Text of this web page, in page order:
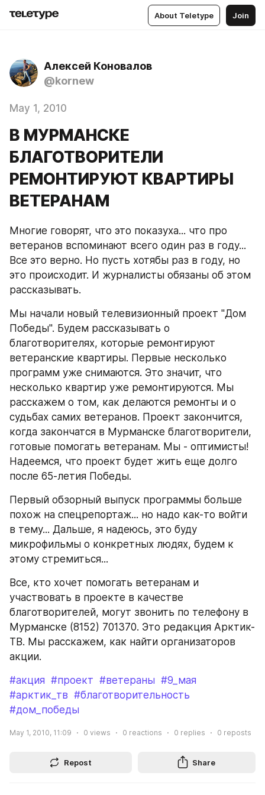
About Teletype Join
Алексей Коновалов
@kornew
May 1, 2010
В МУРМАНСКЕ
БЛАГОТВОРИТЕЛИ
РЕМОНТИРУЮТ КВАРТИРЫ
ВЕТЕРАНАМ
Многие говорят, что это показуха... что про
ветеранов вспоминают всего один раз в году...
Все это верно. Но пусть хотябы раз в году, но
это происходит. И журналисты обязаны об этом
рассказывать.
Мы начали новый телевизионный проект "Дом
Победы". Будем рассказывать о
благотворителях, которые ремонтируют
ветеранские квартиры. Первые несколько
программ уже снимаются. Это значит, что
несколько квартир уже ремонтируются. Мы
расскажем о том, как делаются ремонты и о
судьбах самих ветеранов. Проект закончится,
когда закончатся в Мурманске благотворители,
готовые помогать ветеранам. Мы - оптимисты!
Надеемся, что проект будет жить еще долго
после 65-летия Победы.
Первый обзорный выпуск программы больше
похож на спецрепортаж... но надо как-то войти
в тему... Дальше, я надеюсь, это буду
микрофильмы о конкретных людях, будем к
этому стремиться...
Все, кто хочет помогать ветеранам и
участвовать в проекте в качестве
благотворителей, могут звонить по телефону в
Мурманске (8152) 701370. Это редакция Арктик-
ТВ. Мы расскажем, как найти организаторов
акции.
#акция #проект #ветераны #9_мая
#арктик_тв #благотворительность
#дом_победы
May 1, 2010, 11:09 0 views 0 reactions 0 replies 0 reposts
Repost Share